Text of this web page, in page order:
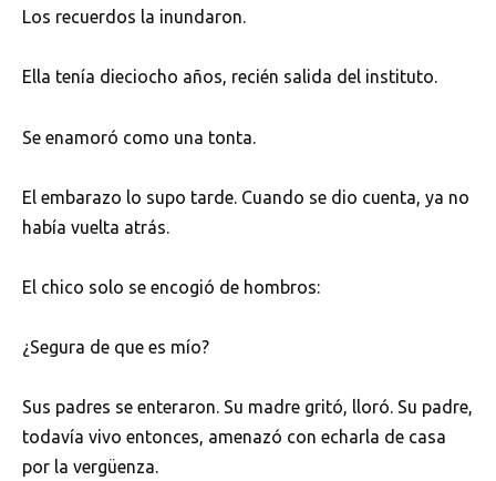
Los recuerdos la inundaron.
Ella tenía dieciocho años, recién salida del instituto.
Se enamoró como una tonta.
El embarazo lo supo tarde. Cuando se dio cuenta, ya no
había vuelta atrás.
El chico solo se encogió de hombros:
¿Segura de que es mío?
Sus padres se enteraron. Su madre gritó, lloró. Su padre,
todavía vivo entonces, amenazó con echarla de casa
por la vergüenza.